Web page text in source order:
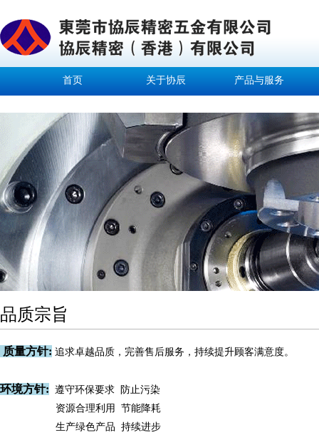
首页 关于协辰 产品与服务
品质宗旨
质量方针: 追求卓越品质，完善售后服务，持续提升顾客满意度。
环境方针: 遵守环保要求 防止污染
资源合理利用 节能降耗
生产绿色产品 持续进步